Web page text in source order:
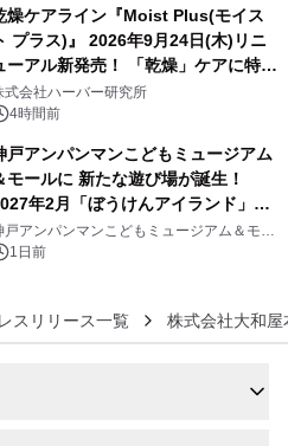
燥ケアライン『Moist Plus(モイス
プラス)』 2026年9月24日(木)リニ
ーアル新発売！ 「乾燥」ケアに特化
、ライン使いで潤いに満ちた肌へ
式会社ハーバー研究所
4時間前
戸アンパンマンこどもミュージアム
モールに 新たな遊び場が誕生！
年2月「ぼうけんアイランド」が
ープン
戸アンパンマンこどもミュージアム＆モー
1日前
スリリース一覧 株式会社大和屋